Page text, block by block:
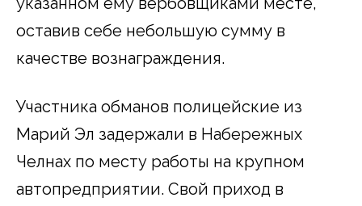
оставив себе небольшую сумму в
качестве вознаграждения.
Участника обманов полицейские из
Марий Эл задержали в Набережных
Челнах по месту работы на крупном
автопредприятии. Свой приход в